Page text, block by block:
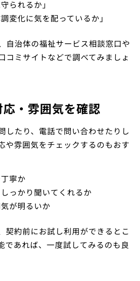
られるか」
変化に気を配っているか」
自治体の福祉サービス相談窓口や
コミサイトなどで調べてみましょ
・雰囲気を確認
したり、電話で問い合わせたりし
や雰囲気をチェックするのもおす
寧か
っかり聞いてくれるか
が明るいか
契約前にお試し利用ができるとこ
であれば、一度試してみるのも良